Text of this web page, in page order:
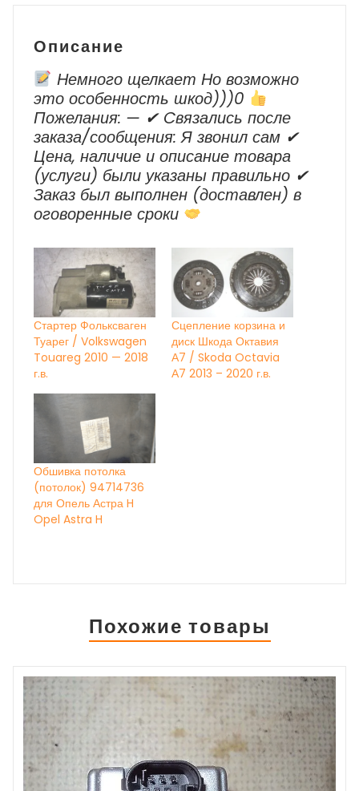
Описание
Немного щелкает Но возможно
это особенность шкод)))0
Пожелания: — ✔ Cвязались после
заказа/сообщения: Я звонил сам ✔
Цена, наличие и описание товара
(услуги) были указаны правильно ✔
Заказ был выполнен (доставлен) в
оговоренные сроки
Стартер Фольксваген
Туарег / Volkswagen
Touareg 2010 — 2018
г.в.
Сцепление корзина и
диск Шкода Октавия
А7 / Skoda Octavia
А7 2013 – 2020 г.в.
Обшивка потолка
(потолок) 94714736
для Опель Астра H
Opel Astra H
Похожие товары